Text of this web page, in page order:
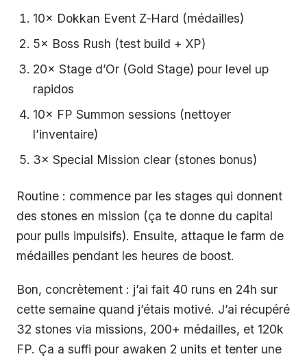
10× Dokkan Event Z‑Hard (médailles)
5× Boss Rush (test build + XP)
20× Stage d’Or (Gold Stage) pour level up
rapidos
10× FP Summon sessions (nettoyer
l’inventaire)
3× Special Mission clear (stones bonus)
Routine : commence par les stages qui donnent
des stones en mission (ça te donne du capital
pour pulls impulsifs). Ensuite, attaque le farm de
médailles pendant les heures de boost.
Bon, concrètement : j’ai fait 40 runs en 24h sur
cette semaine quand j’étais motivé. J’ai récupéré
32 stones via missions, 200+ médailles, et 120k
FP. Ça a suffi pour awaken 2 units et tenter une